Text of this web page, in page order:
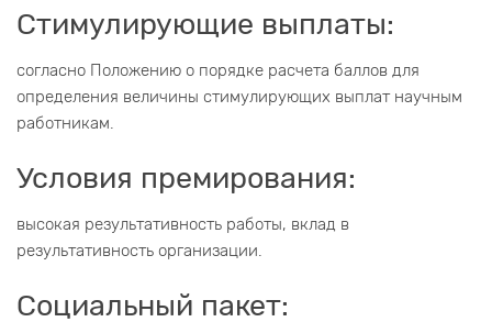
Стимулирующие выплаты:
согласно Положению о порядке расчета баллов для
определения величины стимулирующих выплат научным
работникам.
Условия премирования:
высокая результативность работы, вклад в
результативность организации.
Социальный пакет: